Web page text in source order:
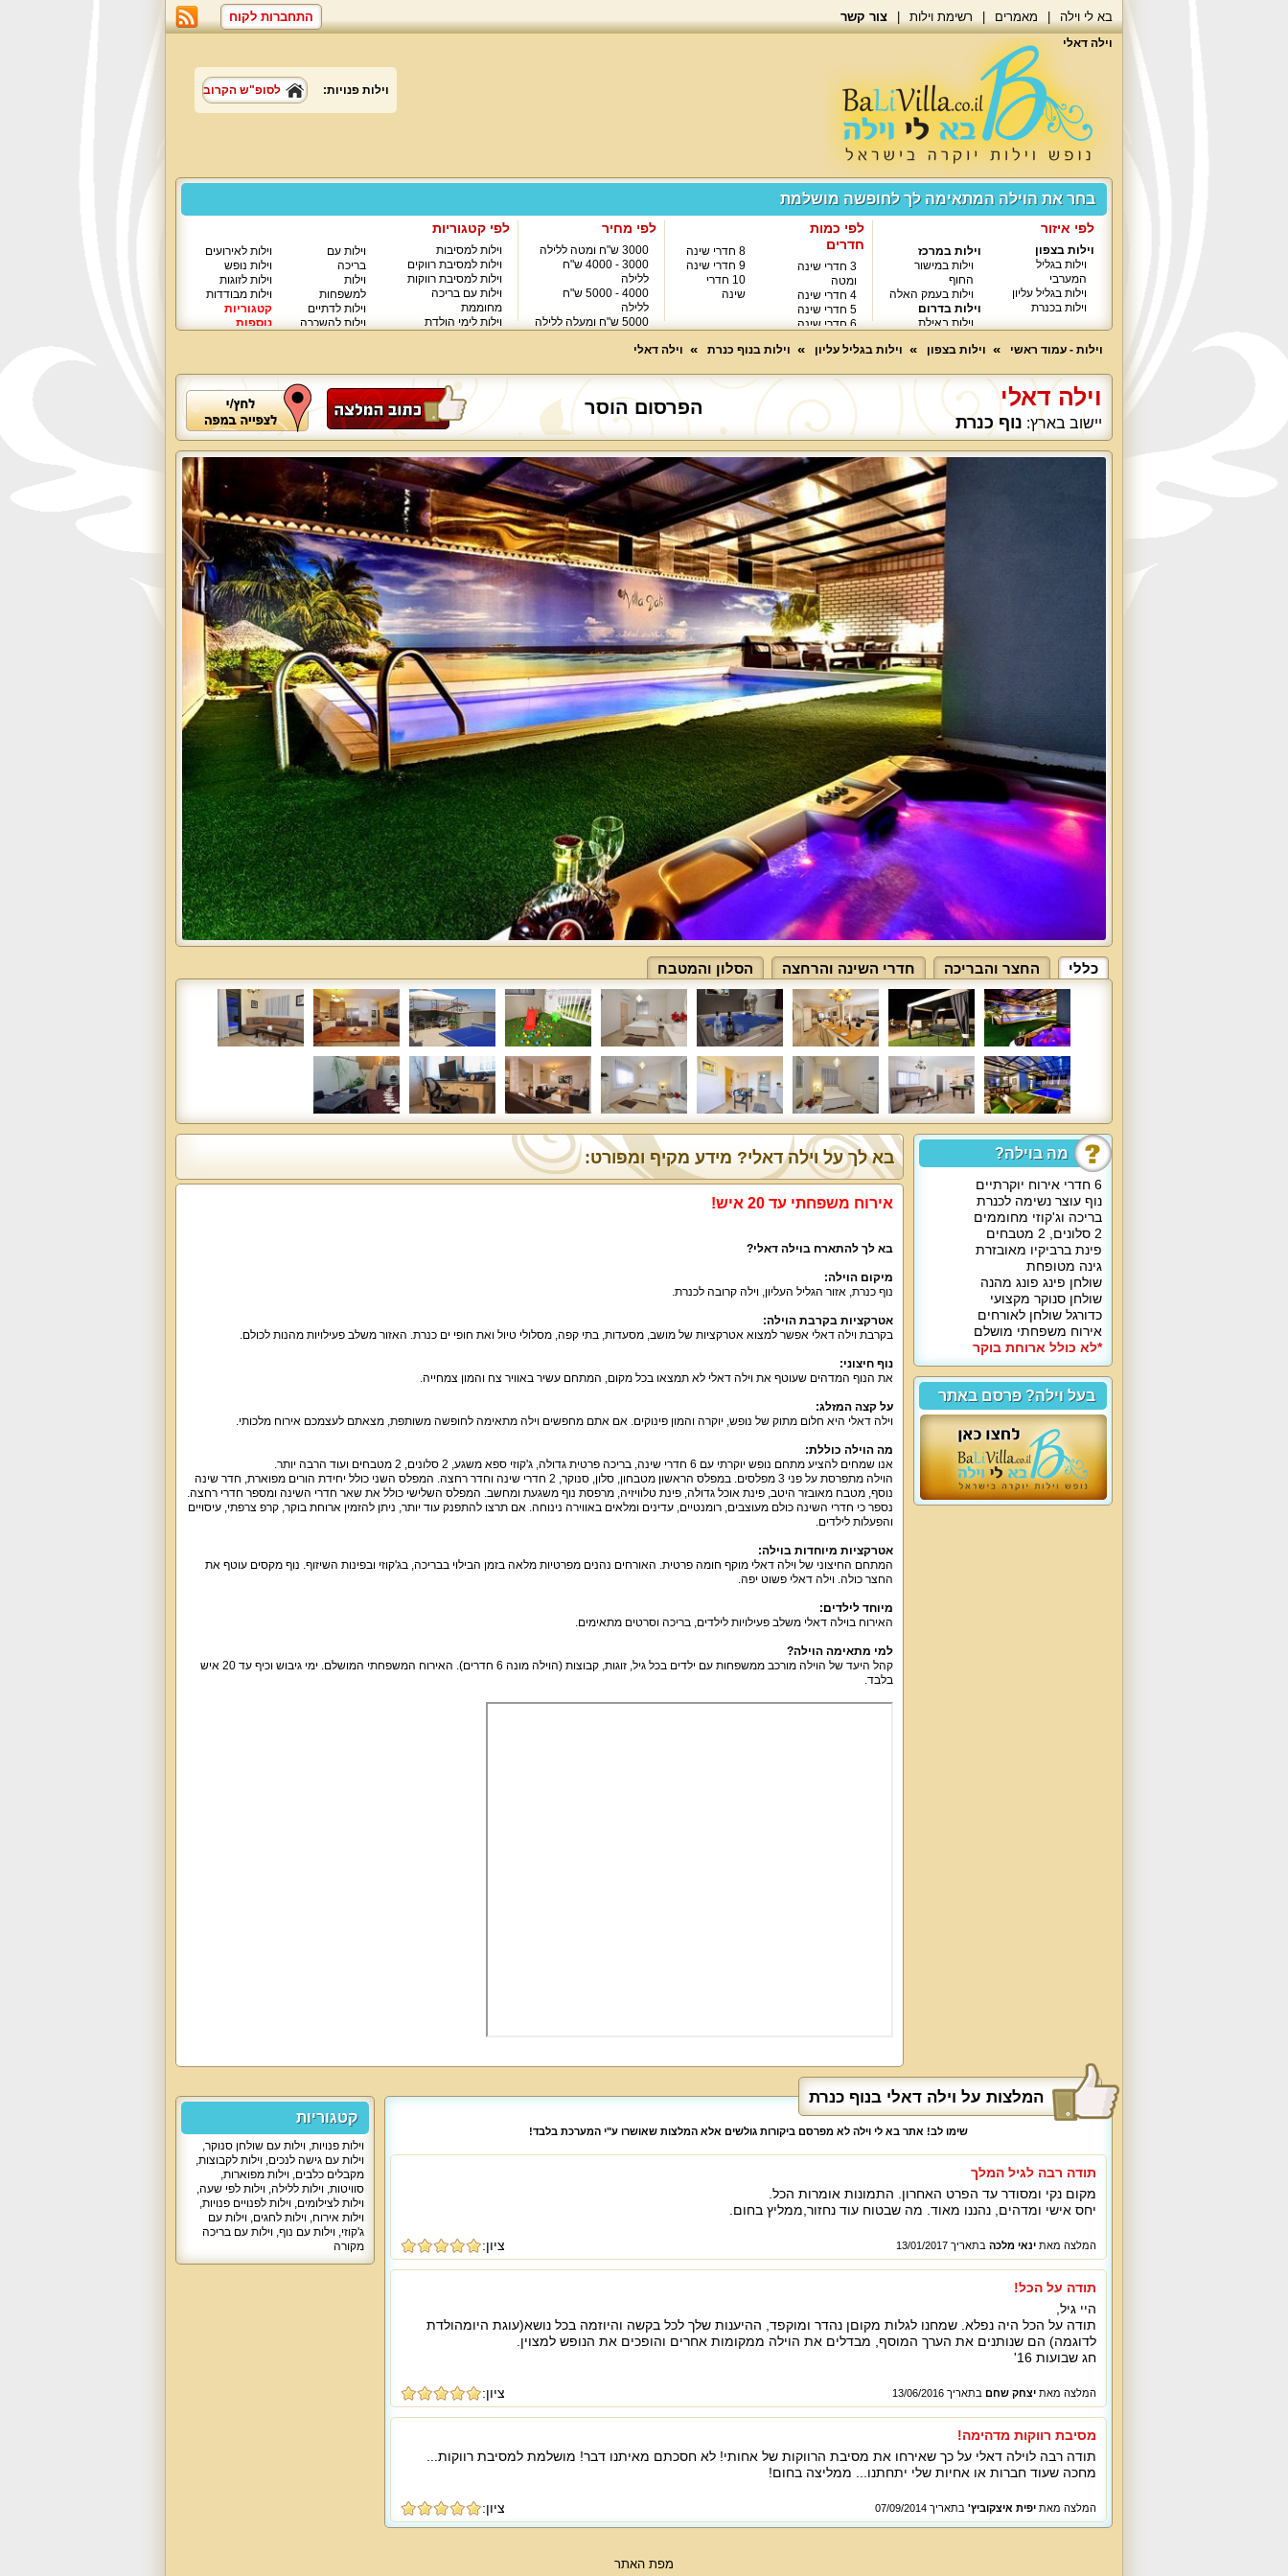
התחברות לקוח בא לי וילה מאמרים רשימת וילות צור קשר
וילה דאלי
וילות פנויות: לסופ"ש הקרוב
בחר את הוילה המתאימה לך לחופשה מושלמת
לפי איזור
וילות בצפון
וילות בגליל
המערבי
וילות בגליל עליון
וילות בכנרת
וילות במרכז
וילות במישור
החוף
וילות בעמק האלה
וילות בדרום
וילות באילת
לפי כמות
חדרים
3 חדרי שינה
ומטה
4 חדרי שינה
5 חדרי שינה
6 חדרי שינה
8 חדרי שינה
9 חדרי שינה
10 חדרי
שינה
לפי מחיר
3000 ש"ח ומטה ללילה
3000 - 4000 ש"ח
ללילה
4000 - 5000 ש"ח
ללילה
5000 ש"ח ומעלה ללילה
לפי קטגוריות
וילות למסיבות
וילות למסיבת רווקים
וילות למסיבת רווקות
וילות עם בריכה
מחוממת
וילות לימי הולדת
וילות עם
בריכה
וילות
למשפחות
וילות לדתיים
וילות להשכרה
וילות לאירועים
וילות נופש
וילות לזוגות
וילות מבודדות
קטגוריות
נוספות
וילות - עמוד ראשי
וילות בצפון וילות בגליל עליון וילות בנוף כנרת וילה דאלי
וילה דאלי
יישוב בארץ: נוף כנרת
הפרסום הוסר
כללי החצר והבריכה חדרי השינה והרחצה הסלון והמטבח
מה בוילה?
6 חדרי אירוח יוקרתיים
נוף עוצר נשימה לכנרת
בריכה וג'קוזי מחוממים
2 סלונים, 2 מטבחים
פינת ברביקיו מאובזרת
גינה מטופחת
שולחן פינג פונג מהנה
שולחן סנוקר מקצועי
כדורגל שולחן לאורחים
אירוח משפחתי מושלם
*לא כולל ארוחת בוקר
בעל וילה? פרסם באתר
בא לך על וילה דאלי? מידע מקיף ומפורט:
אירוח משפחתי עד 20 איש!
בא לך להתארח בוילה דאלי?
מיקום הוילה:
נוף כנרת, אזור הגליל העליון, וילה קרובה לכנרת.
אטרקציות בקרבת הוילה:
בקרבת וילה דאלי אפשר למצוא אטרקציות של מושב, מסעדות, בתי קפה, מסלולי טיול ואת חופי ים כנרת. האזור משלב פעילויות מהנות לכולם.
נוף חיצוני:
את הנוף המדהים שעוטף את וילה דאלי לא תמצאו בכל מקום, המתחם עשיר באוויר צח והמון צמחייה.
על קצה המזלג:
וילה דאלי היא חלום מתוק של נופש, יוקרה והמון פינוקים. אם אתם מחפשים וילה מתאימה לחופשה משותפת, מצאתם לעצמכם אירוח מלכותי.
מה הוילה כוללת:
אנו שמחים להציע מתחם נופש יוקרתי עם 6 חדרי שינה, בריכה פרטית גדולה, ג'קוזי ספא משגע, 2 סלונים, 2 מטבחים ועוד הרבה יותר.
הוילה מתפרסת על פני 3 מפלסים. במפלס הראשון מטבחון, סלון, סנוקר, 2 חדרי שינה וחדר רחצה. המפלס השני כולל יחידת הורים מפוארת, חדר שינה
נוסף, מטבח מאובזר היטב, פינת אוכל גדולה, פינת טלוויזיה, מרפסת נוף משגעת ומחשב. המפלס השלישי כולל את שאר חדרי השינה ומספר חדרי רחצה.
נספר כי חדרי השינה כולם מעוצבים, רומנטיים, עדינים ומלאים באווירה נינוחה. אם תרצו להתפנק עוד יותר, ניתן להזמין ארוחת בוקר, קרפ צרפתי, עיסויים
והפעלות לילדים.
אטרקציות מיוחדות בוילה:
המתחם החיצוני של וילה דאלי מוקף חומה פרטית. האורחים נהנים מפרטיות מלאה בזמן הבילוי בבריכה, בג'קוזי ובפינות השיזוף. נוף מקסים עוטף את
החצר כולה. וילה דאלי פשוט יפה.
מיוחד לילדים:
האירוח בוילה דאלי משלב פעילויות לילדים, בריכה וסרטים מתאימים.
למי מתאימה הוילה?
קהל היעד של הוילה מורכב ממשפחות עם ילדים בכל גיל, זוגות, קבוצות (הוילה מונה 6 חדרים). האירוח המשפחתי המושלם. ימי גיבוש וכיף עד 20 איש
בלבד.
המלצות על וילה דאלי בנוף כנרת
שימו לב! אתר בא לי וילה לא מפרסם ביקורות גולשים אלא המלצות שאושרו ע"י המערכת בלבד!
תודה רבה לגיל המלך
מקום נקי ומסודר עד הפרט האחרון. התמונות אומרות הכל.
יחס אישי ומדהים, נהננו מאוד. מה שבטוח עוד נחזור,ממליץ בחום.
המלצה מאת ינאי מלכה בתאריך 13/01/2017 ציון:
תודה על הכל!
היי גיל,
תודה על הכל היה נפלא. שמחנו לגלות מקוםן נהדר ומוקפד, ההיענות שלך לכל בקשה והיוזמה בכל נושא(עוגת היומהולדת
לדוגמה) הם שנותנים את הערך המוסף, מבדלים את הוילה ממקומות אחרים והופכים את הנופש למצוין.
חג שבועות 16'
המלצה מאת יצחק שחם בתאריך 13/06/2016 ציון:
מסיבת רווקות מדהימה!
תודה רבה לוילה דאלי על כך שאירחו את מסיבת הרווקות של אחותי! לא חסכתם מאיתנו דבר! מושלמת למסיבת רווקות...
מחכה שעוד חברות או אחיות שלי יתחתנו... ממליצה בחום!
המלצה מאת יפית איצקוביץ' בתאריך 07/09/2014 ציון:
קטגוריות
וילות פנויות, וילות עם שולחן סנוקר,
וילות עם גישה לנכים, וילות לקבוצות,
מקבלים כלבים, וילות מפוארות,
סוויטות, וילות ללילה, וילות לפי שעה,
וילות לצילומים, וילות לפנויים פנויות,
וילות אירוח, וילות לחגים, וילות עם
ג'קוזי, וילות עם נוף, וילות עם בריכה
מקורה
מפת האתר